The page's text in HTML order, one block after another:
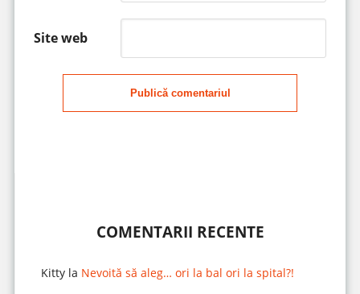
Site web
Publică comentariul
COMENTARII RECENTE
Kittyla Nevoită să aleg… ori la bal ori la spital?!